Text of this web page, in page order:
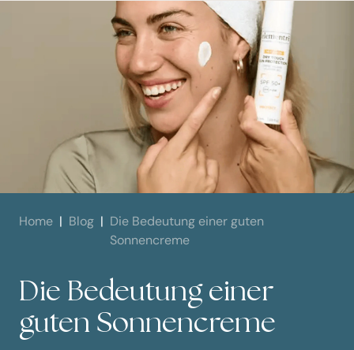
Home Blog
Die Bedeutung einer guten
Sonnencreme
Die Bedeutung einer
guten Sonnencreme